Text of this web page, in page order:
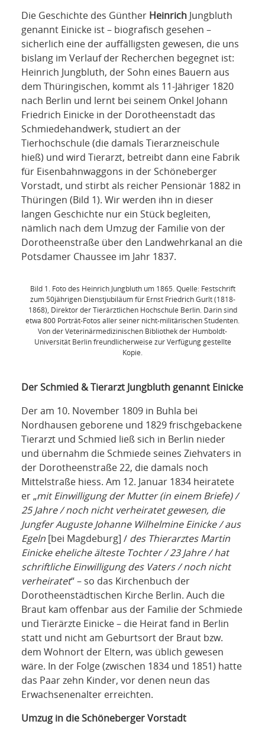
KONTAKT
Die Geschichte des Günther HeinrichJungbluth
genannt Einicke ist – biografisch gesehen –
sicherlich eine der auffälligsten gewesen, die uns
bislang im Verlauf der Recherchen begegnet ist:
Heinrich Jungbluth, der Sohn eines Bauern aus
dem Thüringischen, kommt als 11-Jähriger 1820
nach Berlin und lernt bei seinem Onkel Johann
Friedrich Einicke in der Dorotheenstadt das
Schmiedehandwerk, studiert an der
Tierhochschule (die damals Tierarzneischule
hieß) und wird Tierarzt, betreibt dann eine Fabrik
für Eisenbahnwaggons in der Schöneberger
Vorstadt, und stirbt als reicher Pensionär 1882 in
Thüringen (Bild 1). Wir werden ihn in dieser
langen Geschichte nur ein Stück begleiten,
nämlich nach dem Umzug der Familie von der
Dorotheenstraße über den Landwehrkanal an die
Potsdamer Chaussee im Jahr 1837.
Bild 1. Foto des Heinrich Jungbluth um 1865. Quelle: Festschrift
zum 50jährigen Dienstjubiläum für Ernst Friedrich Gurlt (1818-
1868), Direktor der Tierärztlichen Hochschule Berlin. Darin sind
etwa 800 Porträt-Fotos aller seiner nicht-militärischen Studenten.
Von der Veterinärmedizinischen Bibliothek der Humboldt-
Universität Berlin freundlicherweise zur Verfügung gestellte
Kopie.
Der Schmied & Tierarzt Jungbluth genannt Einicke
Der am 10. November 1809 in Buhla bei
Nordhausen geborene und 1829 frischgebackene
Tierarzt und Schmied ließ sich in Berlin nieder
und übernahm die Schmiede seines Ziehvaters in
der Dorotheenstraße 22, die damals noch
Mittelstraße hiess. Am 12. Januar 1834 heiratete
er „mit Einwilligung der Mutter (in einem Briefe) /
25 Jahre / noch nicht verheiratet gewesen, die
Jungfer Auguste Johanne Wilhelmine Einicke / aus
Egeln [bei Magdeburg] / des Thierarztes Martin
Einicke eheliche älteste Tochter / 23 Jahre / hat
schriftliche Einwilligung des Vaters / noch nicht
verheiratet“ – so das Kirchenbuch der
Dorotheenstädtischen Kirche Berlin. Auch die
Braut kam offenbar aus der Familie der Schmiede
und Tierärzte Einicke – die Heirat fand in Berlin
statt und nicht am Geburtsort der Braut bzw.
dem Wohnort der Eltern, was üblich gewesen
wäre. In der Folge (zwischen 1834 und 1851) hatte
das Paar zehn Kinder, vor denen neun das
Erwachsenenalter erreichten.
Umzug in die Schöneberger Vorstadt